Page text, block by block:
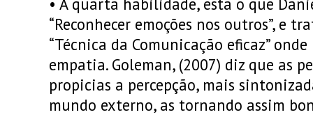
“Reconhecer emoções nos outros”, e
“Técnica da Comunicação eficaz”
empatia. Goleman, (2007) diz que as
propicias a percepção, mais
mundo externo, as tornando assim